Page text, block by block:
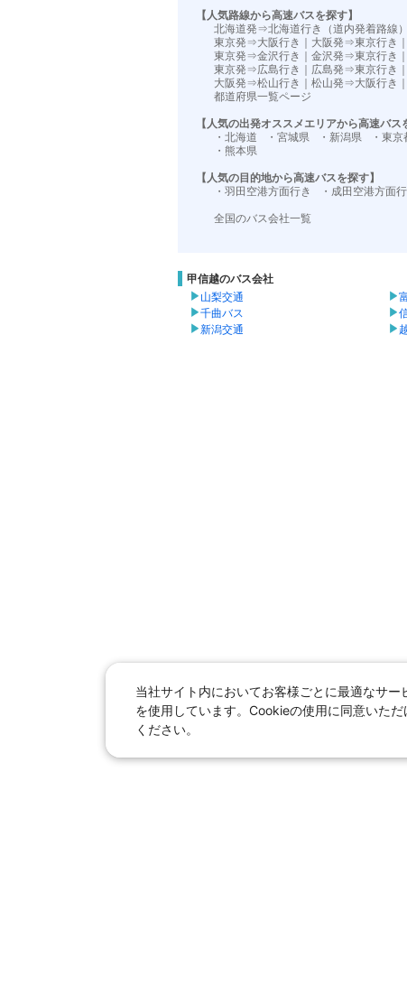
【人気路線から高速バスを探す】
北海道発⇒北海道行き（道内発着路線）
東京発⇒大阪行き
大阪発⇒東京行き
東京発⇒金沢行き
金沢発⇒東京行き
東京発⇒広島行き
広島発⇒東京行き
大阪発⇒松山行き
松山発⇒大阪行き
都道府県一覧ページ
【人気の出発オススメエリアから高速バス
・北海道
・宮城県 ・新潟県 ・東京
・熊本県
【人気の目的地から高速バスを探す】
・羽田空港方面行き
・成田空港方面
全国のバス会社一覧
甲信越のバス会社
山梨交通
千曲バス
新潟交通
当社サイト内においてお客様ごとに最適なサ
を使用しています。Cookieの使用に同意いた
ください。